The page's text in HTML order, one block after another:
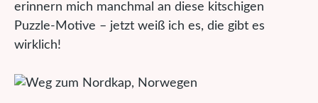
erinnern mich manchmal an diese kitschigen
Puzzle-Motive – jetzt weiß ich es, die gibt es
wirklich!